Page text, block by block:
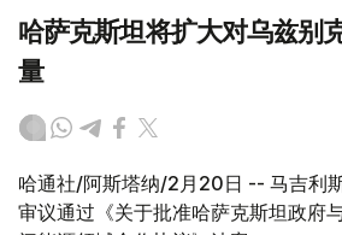
哈萨克斯坦将扩大对乌兹别
量
哈通社/阿斯塔纳/2月20日 -- 马吉利
审议通过《关于批准哈萨克斯坦政府